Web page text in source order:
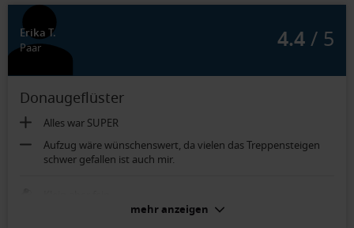
Erika T.
Paar
4.4/ 5
Donaugeflüster
Alles war SUPER
Aufzug wäre wünschenswert, da vielen das Treppensteigen
schwer gefallen ist auch mir.
mehr anzeigen